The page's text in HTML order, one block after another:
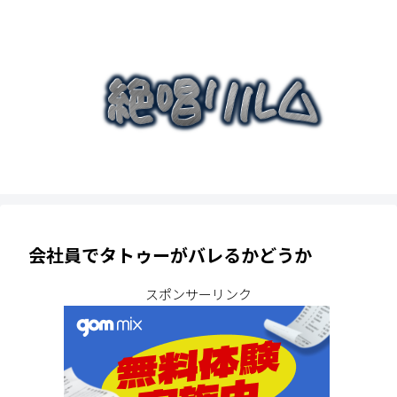
会社員でタトゥーがバレるかどうか
スポンサーリンク